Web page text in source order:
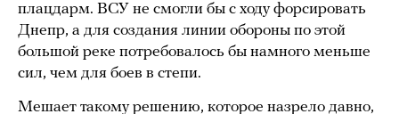
плацдарм. ВСУ не смогли бы с ходу форсировать
Днепр, а для создания линии обороны по этой
большой реке потребовалось бы намного меньше
сил, чем для боев в степи.
Мешает такому решению, которое назрело давно,